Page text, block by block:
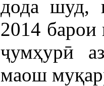
дода шуд,
2014
ҷумҳурӣ
маош